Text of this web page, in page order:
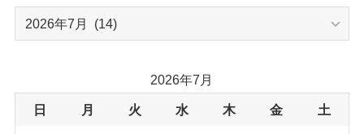
ブ
2026年7月
日 月 火 水 木 金 土